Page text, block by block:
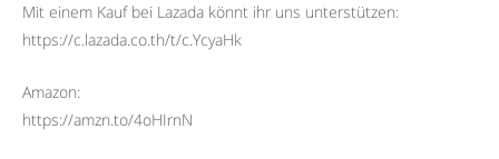
Mit einem Kauf bei Lazada könnt ihr uns unterstützen:
https://c.lazada.co.th/t/c.YcyaHk
Amazon:
https://amzn.to/4oHIrnN